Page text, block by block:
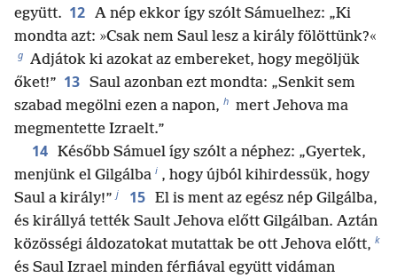
együtt. 12 A nép ekkor így szólt Sámuelhez: „Ki
mondta azt: »Csak nem Saul lesz a király fölöttünk?«
g Adjátok ki azokat az embereket, hogy megöljük
őket!” 13 Saul azonban ezt mondta: „Senkit sem
szabad megölni ezen a napon, h mert Jehova ma
megmentette Izraelt.”
14 Később Sámuel így szólt a néphez: „Gyertek,
menjünk el Gilgálba i , hogy újból kihirdessük, hogy
Saul a király!” j 15 El is ment az egész nép Gilgálba,
és királlyá tették Sault Jehova előtt Gilgálban. Aztán
közösségi áldozatokat mutattak be ott Jehova előtt, k
és Saul Izrael minden férfiával együtt vidáman